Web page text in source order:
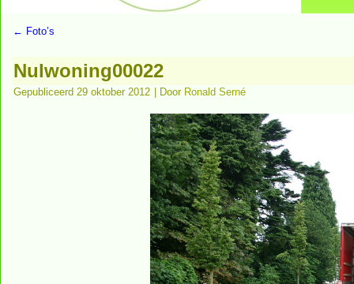
← Foto’s
Nulwoning00022
Gepubliceerd 29 oktober 2012 Door Ronald Serné